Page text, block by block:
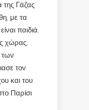
της Γάζας
με τα
παιδιά.
χώρας,
των
τον
και του
Παρίσι